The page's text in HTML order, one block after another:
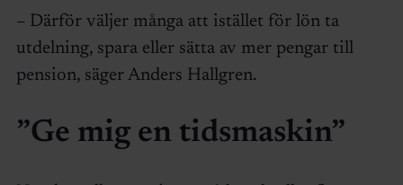
– Därför väljer många att istället för lön ta
utdelning, spara eller sätta av mer pengar till
pension, säger Anders Hallgren.
”Ge mig en tidsmaskin”